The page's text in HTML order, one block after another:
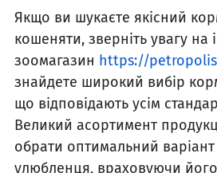
Якщо ви шукаєте якісний
кошеняти, зверніть увагу на
зоомагазин https://
знайдете широкий вибір
що відповідають усім
Великий асортимент
обрати оптимальний
улюбленця, враховуючи його